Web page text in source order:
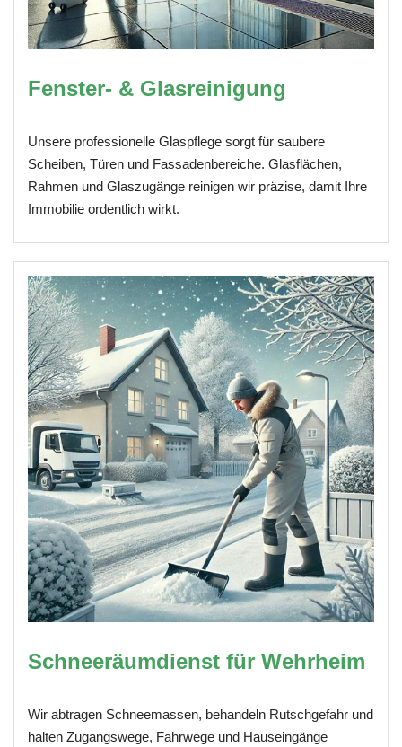
Fenster- & Glasreinigung
Unsere professionelle Glaspflege sorgt für saubere
Scheiben, Türen und Fassadenbereiche. Glasflächen,
Rahmen und Glaszugänge reinigen wir präzise, damit Ihre
Immobilie ordentlich wirkt.
Schneeräumdienst für Wehrheim
Wir abtragen Schneemassen, behandeln Rutschgefahr und
halten Zugangswege, Fahrwege und Hauseingänge